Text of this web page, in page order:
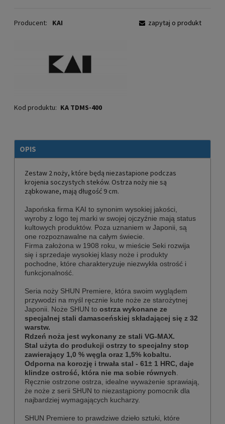
Producent: KAI
Kod produktu: KA TDMS-400
zapytaj o produkt
OPIS
Zestaw 2 noży, które będą niezastapione podczas
krojenia soczystych steków. Ostrza noży nie są
ząbkowane, mają długość 9 cm.
Japońska firma KAI to synonim wysokiej jakości,
wyroby z logo tej marki w swojej ojczyźnie mają status
kultowych produktów. Poza uznaniem w Japonii, są
one rozpoznawalne na całym świecie.
Firma założona w 1908 roku, w mieście Seki rozwija
się i sprzedaje wysokiej klasy noże i produkty
pochodne, które charakteryzuje niezwykła ostrość i
funkcjonalność.
Seria noży SHUN Premiere, która swoim wyglądem
przywodzi na myśl ręcznie kute noże ze starożytnej
Japonii. Noże SHUN to ostrza wykonane ze
specjalnej stali damasceńskiej składającej się z 32
warstw.
Rdzeń noża jest wykonany ze stali VG-MAX.
Stal użyta do produkcji ostrzy to specjalny stop
zawierający 1,0 % węgla oraz 1,5% kobaltu.
Odporna na korozję i trwała stal - 61± 1 HRC, daje
klindze ostrość, która nie ma sobie równych
Ręcznie ostrzone ostrza, idealne wyważenie sprawiają,
że noże z serii SHUN to niezastąpiony pomocnik dla
najbardziej wymagających kucharzy.
SHUN Premiere to prawdziwe dzieło sztuki, które